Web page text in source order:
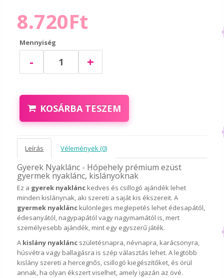
8.720Ft
Mennyiség
- +
KOSÁRBA TESZEM
Leírás Vélemények (0)
Gyerek Nyaklánc - Hópehely prémium ezüst
gyermek nyaklánc, kislányoknak
Ez a gyerek nyaklánc kedves és csillogó ajándék lehet
minden kislánynak, aki szereti a saját kis ékszereit. A
gyermek nyaklánc különleges meglepetés lehet édesapától,
édesanyától, nagypapától vagy nagymamától is, mert
személyesebb ajándék, mint egy egyszerű játék.
A kislány nyaklánc születésnapra, névnapra, karácsonyra,
húsvétra vagy ballagásra is szép választás lehet. A legtöbb
kislány szereti a hercegnős, csillogó kiegészítőket, és örül
annak, ha olyan ékszert viselhet, amely igazán az övé.